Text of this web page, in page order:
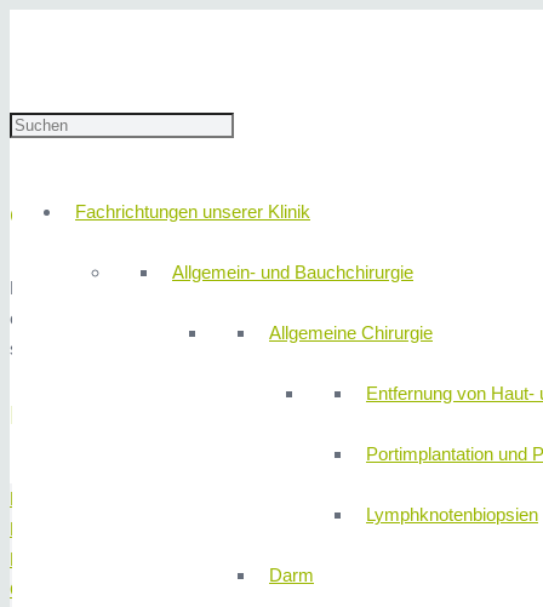
Fachrichtungen unserer Klinik
Allgemein- und Bauchchirurgie
Allgemeine Chirurgie
Entfernung von Haut-
Portimplantation und
Lymphknotenbiopsien
Darm
Speiseröhre-Krampfadern
Gummibandligatur:
Krampfadern der Speiseröhre treten oftmals infolge von
endoskopisch gesetzte Gummibänder nachhaltig verödet. Dieses
selbstverständlich an.
Behandlungsspektrum
Bauchspeicheldrüse
Darm
Dünndarm
Gallengänge